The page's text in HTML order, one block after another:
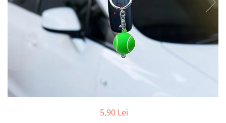
Bidoane si termosuri sportive
5,90 Lei